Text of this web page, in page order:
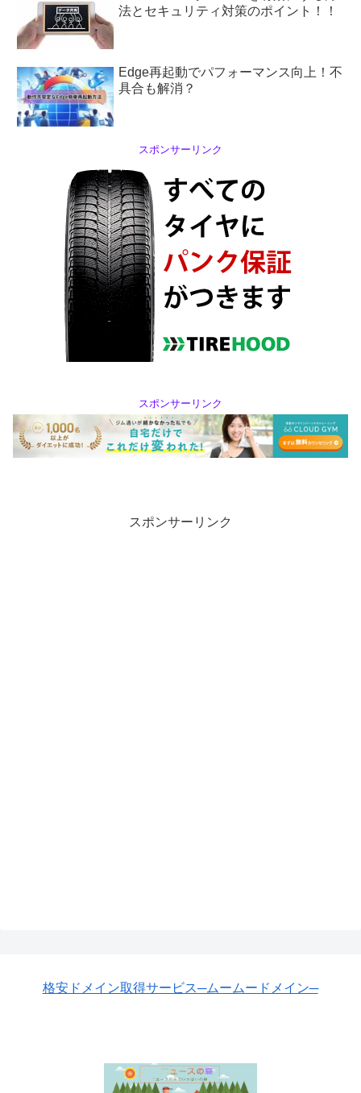
法とセキュリティ対策のポイント！！
Edge再起動でパフォーマンス向上！不
具合も解消？
スポンサーリンク
スポンサーリンク
スポンサーリンク
格安ドメイン取得サービス─ムームードメイン─